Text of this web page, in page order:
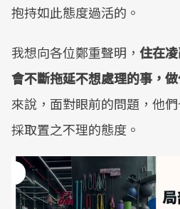
抱持如此態度過活的。
我想向各位鄭重聲明， 住在
會不斷拖延不想處理的事，
來說，面對眼前的問題，他
採取置之不理的態度。